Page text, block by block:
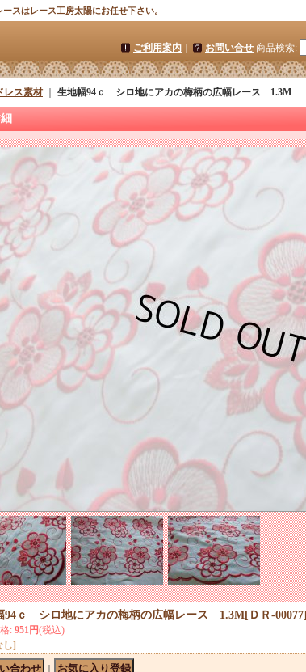
スはレース工房太陽にお任せ下さい。
ご利用案内 お問い合せ 商品検索:
レス素材｜ 生地幅94ｃ シロ地にアカの梅柄の広幅レース 1.3M
94ｃ シロ地にアカの梅柄の広幅レース 1.3M[ ＤＲ-00077]
: 951円(税込)
し]